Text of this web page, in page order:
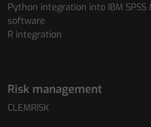
Python integration into IBM SPSS
software
R integration
Risk management
CLEMRISK